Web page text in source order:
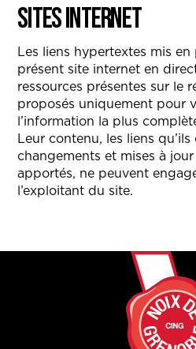
sites Internet
Les liens hypertextes mis
présent site internet en
ressources présentes sur le
proposés uniquement pour
l’information la plus
Leur contenu, les liens
changements et mises à
apportés, ne peuvent
l’exploitant du site.